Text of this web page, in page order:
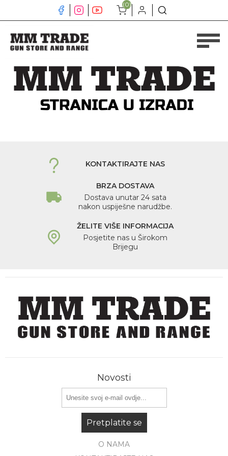
(0)
KONTAKTIRAJTE NAS
BRZA DOSTAVA
Dostava unutar 24 sata
nakon uspiješne narudžbe.
ŽELITE VIŠE INFORMACIJA
Posjetite nas u Širokom
Brijegu
Novosti
Pretplatite se
O NAMA